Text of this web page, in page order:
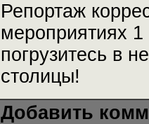
Репортаж
мероприятиях
погрузитесь в
столицы!
Добавить